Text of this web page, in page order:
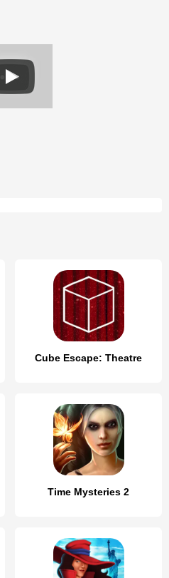
Cube Escape: Theatre
Time Mysteries 2